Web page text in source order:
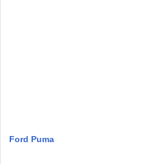
Ford Puma